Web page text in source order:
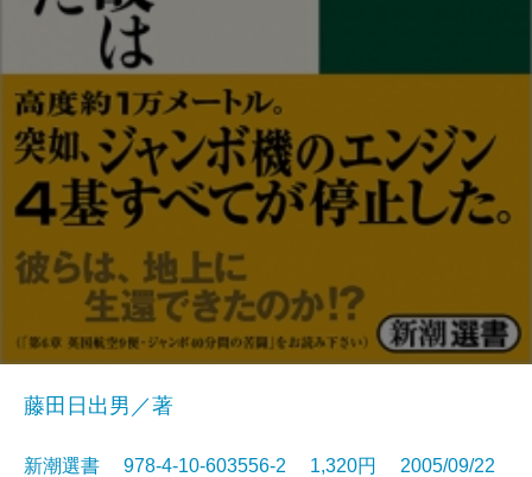
藤田日出男／著
新潮選書 978-4-10-603556-2 1,320円 2005/09/22